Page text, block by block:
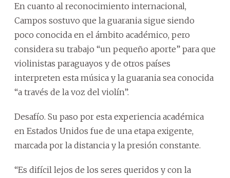
En cuanto al reconocimiento internacional,
Campos sostuvo que la guarania sigue siendo
poco conocida en el ámbito académico, pero
considera su trabajo “un pequeño aporte” para que
violinistas paraguayos y de otros países
interpreten esta música y la guarania sea conocida
“a través de la voz del violín”.
Desafío. Su paso por esta experiencia académica
en Estados Unidos fue de una etapa exigente,
marcada por la distancia y la presión constante.
“Es difícil lejos de los seres queridos y con la